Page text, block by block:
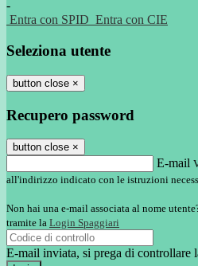
-
Entra con SPID Entra con CIE
Seleziona utente
button close ×
Recupero password
button close ×
E-mail
all'indirizzo indicato con le istruzioni
Non hai una e-mail associata al nome
tramite la Login Spaggiari
E-mail inviata, si prega di controllare